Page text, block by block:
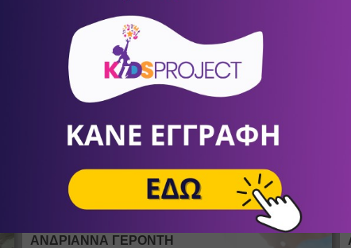
Πώς βλέπουν οι έφηβοι το σώμα
τους; Η σημασία της σεξουαλικής
αγωγής στη διαμόρφωση της
ταυτότητας
ΑΝΔΡΙΑΝΝΑ ΓΕΡΟΝΤΗ